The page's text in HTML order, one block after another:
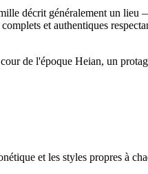
décrit généralement un
et authentiques
de l'époque Heian, un
et les styles propres à